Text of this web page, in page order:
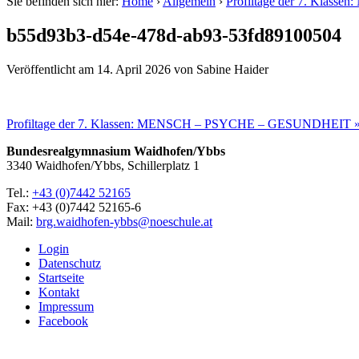
b55d93b3-d54e-478d-ab93-53fd89100504
Veröffentlicht am 14. April 2026 von Sabine Haider
Profiltage der 7. Klassen: MENSCH – PSYCHE – GESUNDHEIT »
Bundesrealgymnasium Waidhofen/Ybbs
3340 Waidhofen/Ybbs, Schillerplatz 1
Tel.: +43 (0)7442 52165
Fax: +43 (0)7442 52165-6
Mail: brg.waidhofen-ybbs@noeschule.at
Login
Datenschutz
Startseite
Kontakt
Impressum
Facebook